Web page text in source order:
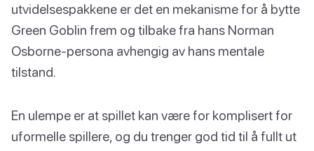
utvidelsespakkene er det en mekanisme for å bytte
Green Goblin frem og tilbake fra hans Norman
Osborne-persona avhengig av hans mentale
tilstand.
En ulempe er at spillet kan være for komplisert for
uformelle spillere, og du trenger god tid til å fullt ut